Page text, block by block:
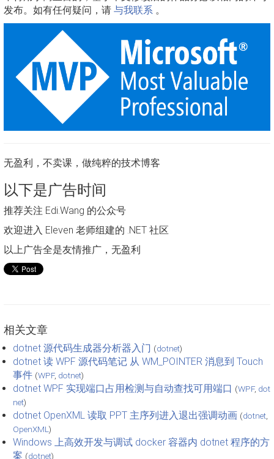
发布。如有任何疑问，请 与我联系 。
无盈利，不卖课，做纯粹的技术博客
以下是广告时间
推荐关注 Edi.Wang 的公众号
欢迎进入 Eleven 老师组建的 .NET 社区
以上广告全是友情推广，无盈利
相关文章
dotnet 源代码生成器分析器入门 (dotnet)
dotnet 读 WPF 源代码笔记 从 WM_POINTER 消息到 Touch
事件 (WPF, dotnet)
dotnet WPF 实现端口占用检测与自动查找可用端口 (WPF, dot
net)
dotnet OpenXML 读取 PPT 主序列进入退出强调动画 (dotnet
OpenXML )
Windows 上高效开发与调试 docker 容器内 dotnet 程序的方
案 (dotnet)